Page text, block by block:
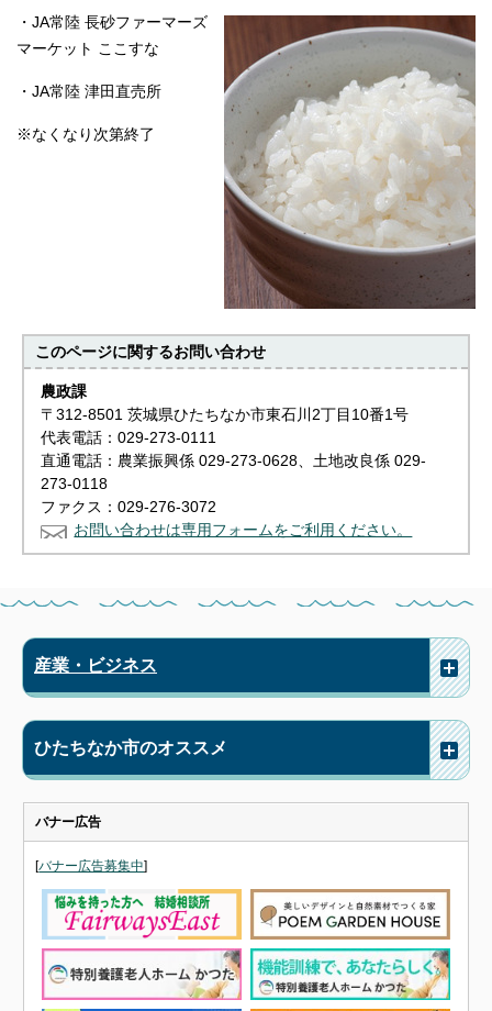
・JA常陸 長砂ファーマーズ
マーケット ここすな
・JA常陸 津田直売所
※なくなり次第終了
このページに関するお問い合わせ
農政課
〒312-8501 茨城県ひたちなか市東石川2丁目10番1号
代表電話：029-273-0111
直通電話：農業振興係 029-273-0628、土地改良係 029-
273-0118
ファクス：029-276-3072
お問い合わせは専用フォームをご利用ください。
産業・ビジネス
ひたちなか市のオススメ
バナー広告
[バナー広告募集中]